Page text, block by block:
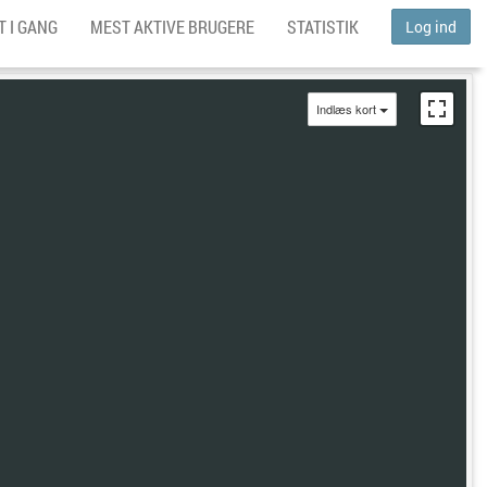
Log ind
I GANG MEST AKTIVE BRUGERE STATISTIK
Indlæs kort